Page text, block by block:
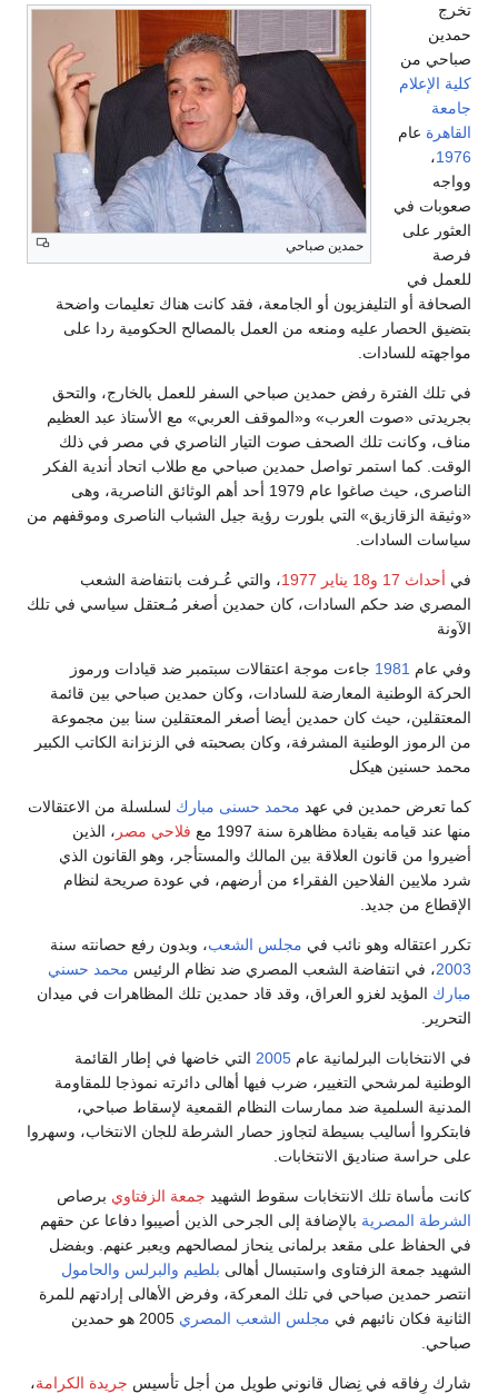
حمدين صباحي
تخرج
حمدين
صباحي من
كلية الإعلام
جامعة
القاهرة عام
1976،
وواجه
صعوبات في
العثور على
فرصة
للعمل في
الصحافة أو التليفزيون أو الجامعة، فقد كانت هناك تعليمات واضحة
بتضيق الحصار عليه ومنعه من العمل بالمصالح الحكومية ردا على
مواجهته للسادات.
في تلك الفترة رفض حمدين صباحي السفر للعمل بالخارج، والتحق
بجريدتى «صوت العرب» و«الموقف العربي» مع الأستاذ عبد العظيم
مناف، وكانت تلك الصحف صوت التيار الناصري في مصر في ذلك
الوقت. كما استمر تواصل حمدين صباحي مع طلاب اتحاد أندية الفكر
الناصرى، حيث صاغوا عام 1979 أحد أهم الوثائق الناصرية، وهى
«وثيقة الزقازيق» التي بلورت رؤية جيل الشباب الناصرى وموقفهم من
سياسات السادات.
في أحداث 17 و18 يناير 1977
، والتي عُـرفت بانتفاضة الشعب
المصري ضد حكم السادات، كان حمدين أصغر مُـعتقل سياسي في تلك
الآونة
وفي عام 1981 جاءت موجة اعتقالات سبتمبر ضد قيادات ورموز
الحركة الوطنية المعارضة للسادات، وكان حمدين صباحي بين قائمة
المعتقلين، حيث كان حمدين أيضا أصغر المعتقلين سنا بين مجموعة
من الرموز الوطنية المشرفة، وكان بصحبته في الزنزانة الكاتب الكبير
محمد حسنين هيكل
كما تعرض حمدين في عهد محمد حسنى مبارك لسلسلة من الاعتقالات
منها عند قيامه بقيادة مظاهرة سنة 1997 مع
فلاحي مصر ، الذين
أضيروا من قانون العلاقة بين المالك والمستأجر، وهو القانون الذي
شرد ملايين الفلاحين الفقراء من أرضهم، في عودة صريحة لنظام
الإقطاع من جديد.
تكرر اعتقاله وهو نائب في مجلس الشعب، وبدون رفع حصانته سنة
2003، في انتفاضة الشعب المصري ضد نظام الرئيس محمد حسني
مبارك المؤيد لغزو العراق، وقد قاد حمدين تلك المظاهرات في ميدان
التحرير.
في الانتخابات البرلمانية عام 2005 التي خاضها في إطار القائمة
الوطنية لمرشحي التغيير، ضرب فيها أهالى دائرته نموذجا للمقاومة
المدنية السلمية ضد ممارسات النظام القمعية لإسقاط صباحي،
فابتكروا أساليب بسيطة لتجاوز حصار الشرطة للجان الانتخاب، وسهروا
على حراسة صناديق الانتخابات.
كانت مأساة تلك الانتخابات سقوط الشهيد جمعة الزفتاوي برصاص
الشرطة المصرية بالإضافة إلى الجرحى الذين أصيبوا دفاعا عن حقهم
في الحفاظ على مقعد برلمانى ينحاز لمصالحهم ويعبر عنهم. وبفضل
الشهيد جمعة الزفتاوى واستبسال أهالى بلطيم والبرلس والحامول
انتصر حمدين صباحي في تلك المعركة، وفرض الأهالى إرادتهم للمرة
الثانية فكان نائبهم في مجلس الشعب المصري
2005 هو حمدين
صباحي.
شارك رِفاقه في نِضال قانوني طويل من أجل تأسيس جريدة الكرامة،